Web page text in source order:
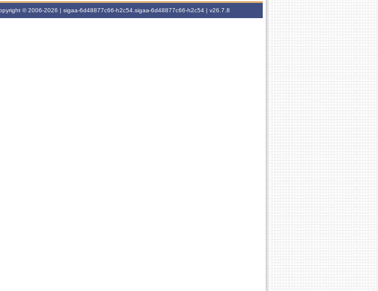
© 2006-2026 | sigaa-6d48877c66-h2c54.sigaa-6d48877c66-h2c54 | v26.7.8